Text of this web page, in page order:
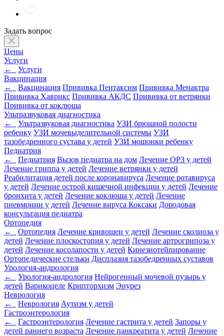
Задать вопрос
Цены
Услуги
←
Услуги
Вакцинация
←
Вакцинация Прививка Пентаксим Прививка Менактра
Прививка Хаврикс Прививка АКДС Прививка от ветрянки
Прививка от коклюша
Ультразвуковая диагностика
←
Ультразвуковая диагностика УЗИ брюшной полости
ребенку УЗИ мочевыделительной системы УЗИ
тазобедренного сустава у детей УЗИ мошонки ребенку
Педиатрия
←
Педиатрия Вызов педиатра на дом Лечение ОРЗ у детей
Лечение гриппа у детей Лечение ветрянки у детей
Реабилитация детей после коронавируса Лечение ротавируса
у детей Лечение острой кишечной инфекции у детей Лечение
бронхита у детей Лечение коклюша у детей Лечение
пневмонии у детей Лечение вируса Коксаки Дородовая
консультация педиатра
Ортопедия
←
Ортопедия Лечение кривошеи у детей Лечение сколиоза у
детей Лечение плоскостопия у детей Лечение артрогрипоза у
детей Лечение косолапости у детей Кинезиотейпирование
Ортопедические стельки Дисплазия тазобедренных суставов
Урология-андрология
←
Урология-андрология Нейрогенный мочевой пузырь у
детей Варикоцеле Крипторхизм Энурез
Неврология
←
Неврология Аутизм у детей
Гастроэнтерология
←
Гастроэнтерология Лечение гастрита у детей Запоры у
детей раннего возраста Лечение панкреатита у детей Лечение